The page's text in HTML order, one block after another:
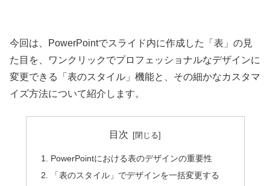
今回は、PowerPointでスライド内に作成した「表」の見
た目を、ワンクリックでプロフェッショナルなデザインに
変更できる「表のスタイル」機能と、その細かなカスタマ
イズ方法について紹介します。
目次
PowerPointにおける表のデザインの重要性
「表のスタイル」でデザインを一括変更する